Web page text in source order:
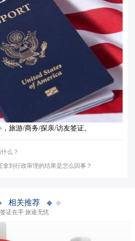
，旅游/商务/探亲/访友签证。
么？
拿到行政审理的结果是怎么回事？
相关推荐
签证在手 旅途无忧